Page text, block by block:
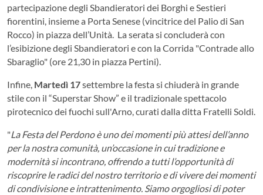
partecipazione degli Sbandieratori dei Borghi e Sestieri
fiorentini, insieme a Porta Senese (vincitrice del Palio di San
Rocco) in piazza dell’Unità. La serata si concluderà con
l’esibizione degli Sbandieratori e con la Corrida "Contrade allo
Sbaraglio" (ore 21,30 in piazza Pertini).
Infine, Martedì 17settembre la festa si chiuderà in grande
stile con il “Superstar Show” e il tradizionale spettacolo
pirotecnico dei fuochi sull'Arno, curati dalla ditta Fratelli Soldi.
"La Festa del Perdono è uno dei momenti più attesi dell’anno
per la nostra comunità, un’occasione in cui tradizione e
modernità si incontrano, offrendo a tutti l’opportunità di
riscoprire le radici del nostro territorio e di vivere dei momenti
di condivisione e intrattenimento. Siamo orgogliosi di poter